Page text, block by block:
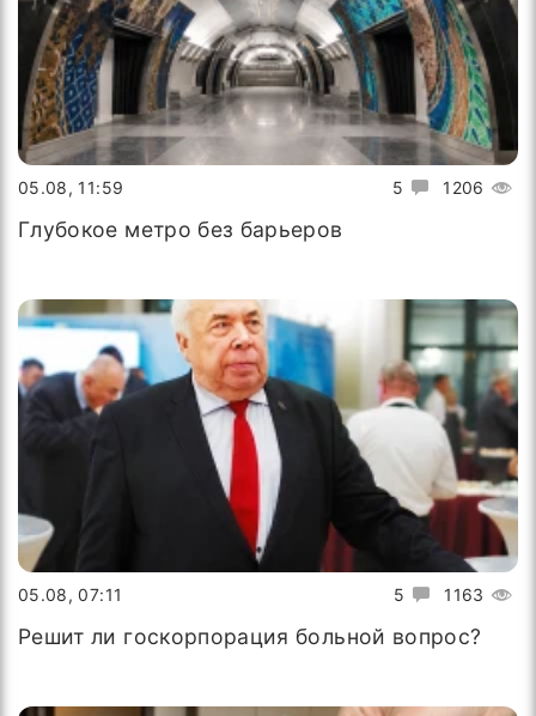
5 1206
05.08, 11:59
Глубокое метро без барьеров
5 1163
05.08, 07:11
Решит ли госкорпорация больной вопрос?